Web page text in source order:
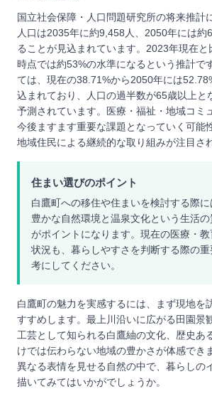
国立社会保障・人口問題研究所の将来推計
人口は2035年に約9,458人、2050年には約
ることが見込まれています。2023年現在
時点では約53%の水準になるという推計で
ては、現在の38.71%から2050年には
込まれており、人口の過半数が65歳以上と
予測されています。医療・福祉・地域コミ
今後ますます重要な課題となっていく可能
地域住民による継続的な取り組みが注目さ
住まい選びのポイント
白鷹町への移住や住まいを検討する際
豊かな自然環境と温泉文化という生活
がポイントになります。現在の医療・
状況も、暮らしやすさを判断する際の
考にしてください。
白鷹町の魅力を実感するには、まず現地を
すすめします。最上川沿いに広がる田園景
工芸として知られる白鷹紬の文化、歴史あ
けでは伝わらない地域の豊かさが体感でき
異なる表情を見せる自然の中で、暮らしの
描いてみてはいかがでしょうか。